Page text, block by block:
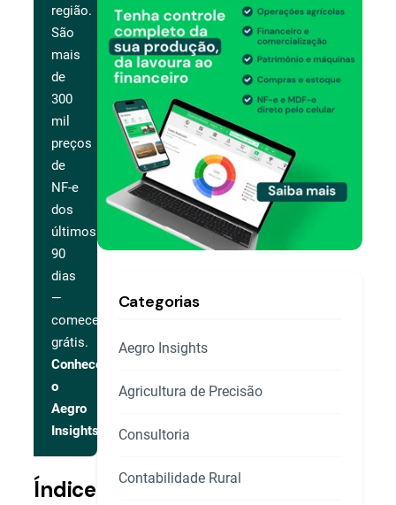
região.
São
mais
de
300
mil
preços
de
NF-e
dos
últimos
90
dias
—
comece
grátis.
Conhecer
o
Aegro
Insights
Índice
Categorias
Aegro Insights
Agricultura de Precisão
Consultoria
Contabilidade Rural